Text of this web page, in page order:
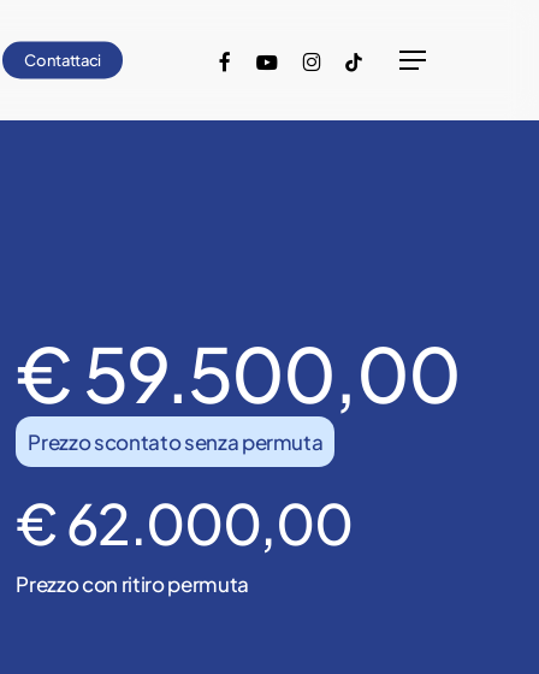
Contattaci Menu
facebookyoutubeinstagram
tiktok
€ 59.500,00
Prezzo scontato senza permuta
€ 62.000,00
Prezzo con ritiro permuta